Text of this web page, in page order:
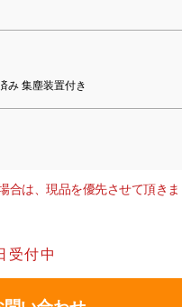
集塵装置付き
合は、現品を優先させて頂きま
受付中